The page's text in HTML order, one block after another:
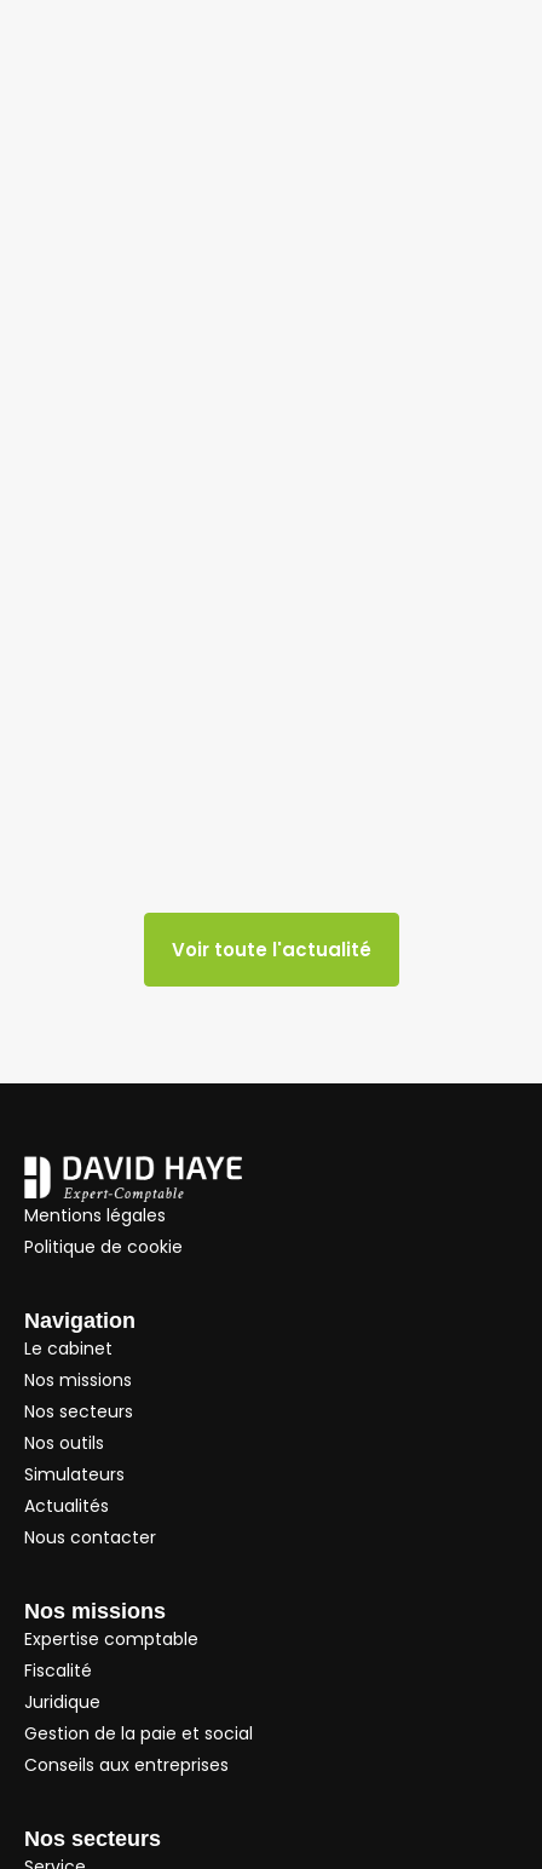
Voir toute l'actualité
Mentions légales
Politique de cookie
Navigation
Le cabinet
Nos missions
Nos secteurs
Nos outils
Simulateurs
Actualités
Nous contacter
Nos missions
Expertise comptable
Fiscalité
Juridique
Gestion de la paie et social
Conseils aux entreprises
Nos secteurs